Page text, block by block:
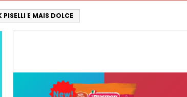
E MAIS DOLCE